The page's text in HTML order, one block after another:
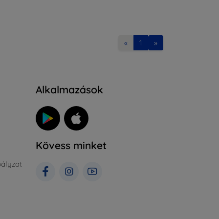
« 1 »
Alkalmazások
Kövess minket